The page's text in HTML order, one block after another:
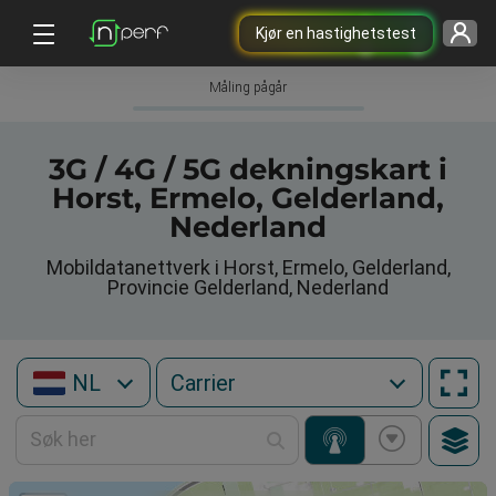
Kjør en hastighetstest
Måling pågår
3G / 4G / 5G dekningskart i
Horst, Ermelo, Gelderland,
Nederland
Mobildatanettverk i Horst, Ermelo, Gelderland,
Provincie Gelderland, Nederland
NL